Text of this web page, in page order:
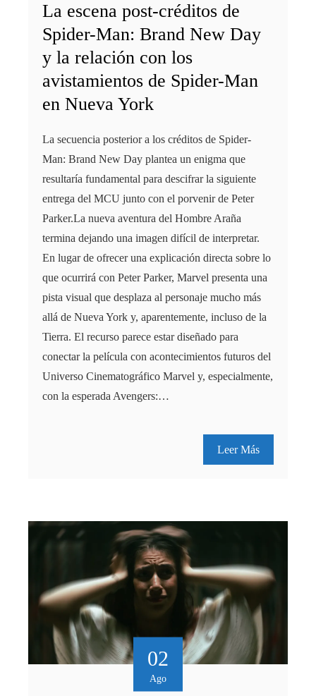
La escena post-créditos de
Spider-Man: Brand New Day
y la relación con los
avistamientos de Spider-Man
en Nueva York
La secuencia posterior a los créditos de Spider-
Man: Brand New Day plantea un enigma que
resultaría fundamental para descifrar la siguiente
entrega del MCU junto con el porvenir de Peter
Parker.La nueva aventura del Hombre Araña
termina dejando una imagen difícil de interpretar.
En lugar de ofrecer una explicación directa sobre lo
que ocurrirá con Peter Parker, Marvel presenta una
pista visual que desplaza al personaje mucho más
allá de Nueva York y, aparentemente, incluso de la
Tierra. El recurso parece estar diseñado para
conectar la película con acontecimientos futuros del
Universo Cinematográfico Marvel y, especialmente,
con la esperada Avengers:…
Leer Más
02
Ago